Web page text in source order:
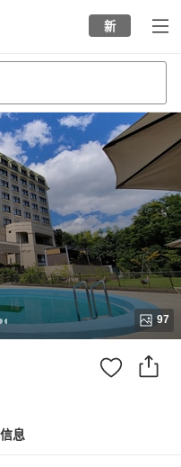
新
97
息